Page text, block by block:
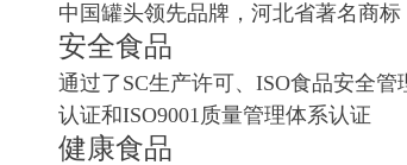
中国罐头领先品牌，河北省著名商标
安全食品
通过了SC生产许可、ISO食品安全管
认证和ISO9001质量管理体系认证
健康食品